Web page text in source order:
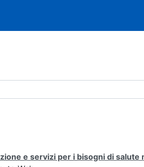
e servizi per i bisogni di